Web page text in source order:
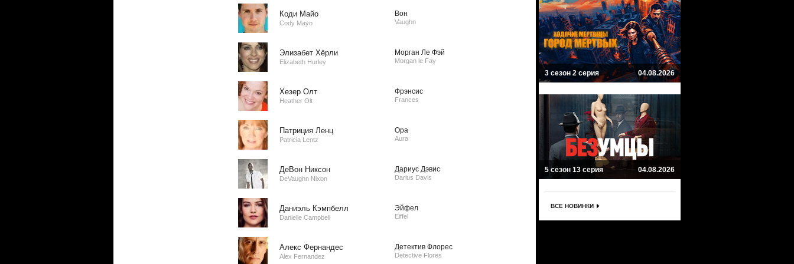
Коди Майо
Cody Mayo
Вон
Vaughn
Элизабет Хёрли
Elizabeth Hurley
Морган Ле Фэй
Morgan le Fay
Хезер Олт
Heather Olt
Фрэнсис
Frances
Патриция Ленц
Patricia Lentz
Ора
Aura
ДеВон Никсон
DeVaughn Nixon
Дариус Дэвис
Darius Davis
Даниэль Кэмпбелл
Danielle Campbell
Эйфел
Eiffel
Алекс Фернандес
Alex Fernandez
Детектив Флорес
Detective Flores
3 сезон 2 серия 04.08.2026
5 сезон 13 серия 04.08.2026
ВСЕ НОВИНКИ